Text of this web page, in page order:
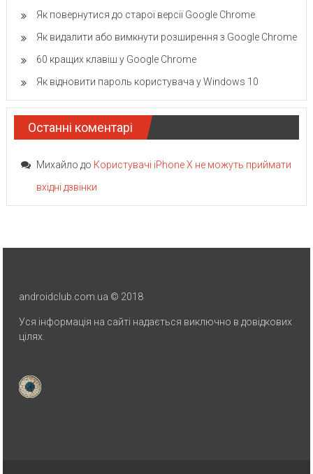
Як повернутися до старої версії Google Chrome
Як видалити або вимкнути розширення з Google Chrome
60 кращих клавіш у Google Chrome
Як відновити пароль користувача у Windows 10
Останні коментарі
Михайло до Користувачі iPhone X не можуть приймати
вхідні дзвінки
androidclub.com.ua © 2018
Уся інформація на сайті надається виключно в довідкових
цілях.